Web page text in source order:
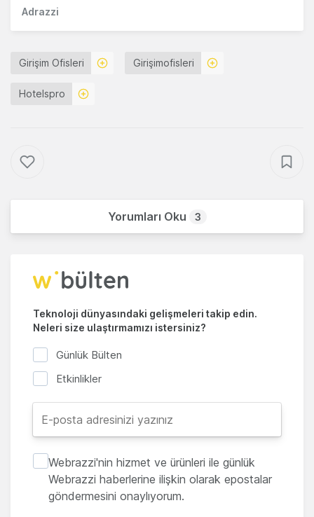
Adrazzi
Girişim Ofisleri Girişimofisleri
Hotelspro
Yorumları Oku 3
Teknoloji dünyasındaki gelişmeleri takip edin.
Neleri size ulaştırmamızı istersiniz?
Günlük Bülten
Etkinlikler
Webrazzi'nin hizmet ve ürünleri ile günlük
Webrazzi haberlerine ilişkin olarak epostalar
göndermesini onaylıyorum.